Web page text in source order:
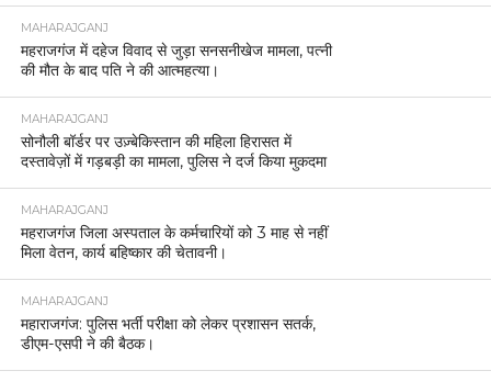
MAHARAJGANJ
महराजगंज में दहेज विवाद से जुड़ा सनसनीखेज मामला, पत्नी
की मौत के बाद पति ने की आत्महत्या।
MAHARAJGANJ
सोनौली बॉर्डर पर उज़्बेकिस्तान की महिला हिरासत में
दस्तावेज़ों में गड़बड़ी का मामला, पुलिस ने दर्ज किया मुकदमा
MAHARAJGANJ
महराजगंज जिला अस्पताल के कर्मचारियों को 3 माह से नहीं
मिला वेतन, कार्य बहिष्कार की चेतावनी।
MAHARAJGANJ
महाराजगंज: पुलिस भर्ती परीक्षा को लेकर प्रशासन सतर्क,
डीएम-एसपी ने की बैठक।